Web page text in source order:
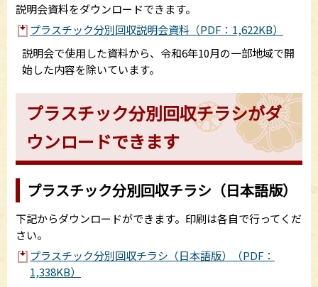
説明会資料をダウンロードできます。
プラスチック分別回収説明会資料（PDF：1,622KB）
説明会で使用した資料から、令和6年10月の一部地域で開
始した内容を除いています。
プラスチック分別回収チラシがダ
ウンロードできます
プラスチック分別回収チラシ（日本語版）
下記からダウンロードができます。印刷は各自で行ってくだ
さい。
プラスチック分別回収チラシ（日本語版）（PDF：
1,338KB）